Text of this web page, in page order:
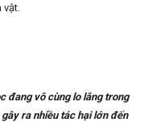
đang vô cùng lo lắng trong
ra nhiều tác hại lớn đến